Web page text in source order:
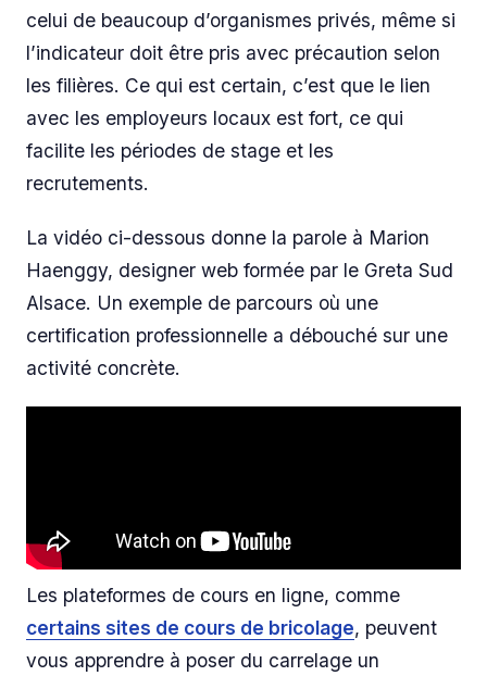
celui de beaucoup d’organismes privés, même si
l’indicateur doit être pris avec précaution selon
les filières. Ce qui est certain, c’est que le lien
avec les employeurs locaux est fort, ce qui
facilite les périodes de stage et les
recrutements.
La vidéo ci-dessous donne la parole à Marion
Haenggy, designer web formée par le Greta Sud
Alsace. Un exemple de parcours où une
certification professionnelle a débouché sur une
activité concrète.
Les plateformes de cours en ligne, comme
certains sites de cours de bricolage, peuvent
vous apprendre à poser du carrelage un